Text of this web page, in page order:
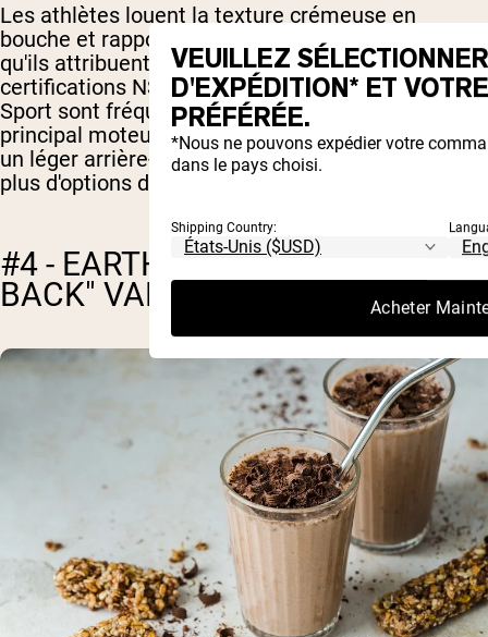
Les athlètes louent la texture crémeuse en
bouche et rapportent une digestion confortable,
qu'ils attribuent souvent à l'ajout de MCT. Les
certifications NSF Certified for Sport et Informed
Sport sont fréquemment mentionnées comme le
principal moteur d'achat. Une minorité d'avis note
un léger arrière-goût de stévia ou souhaiterait
plus d'options de saveurs.
#4 - EARTH FED MUSCLE : "WHEY
BACK" VANILLE
VEUILLEZ
D'EXPÉDITION* ET
PRÉFÉRÉE.
*Nous ne pouvons expédier votre
dans le pays choisi.
Shipping Country:
Acheter